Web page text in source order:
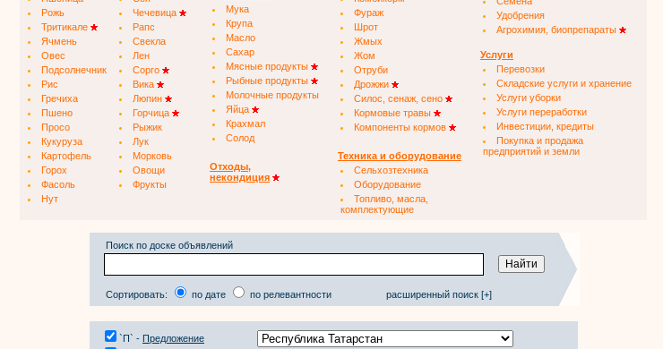
Рожь
Чечевица
Тритикале
Рапс
Ячмень
Свекла
Овес
Лен
Подсолнечник
Сорго
Рис
Вика
Гречиха
Люпин
Пшено
Горчица
Просо
Рыжик
Кукуруза
Лук
Картофель
Морковь
Горох
Овощи
Фасоль
Фрукты
Нут
Мука
Крупа
Масло
Сахар
Мясные продукты
Рыбные продукты
Молочные продукты
Яйца
Крахмал
Солод
Отходы,
некондиция
Фураж
Шрот
Жмых
Жом
Отруби
Дрожжи
Силос, сенаж, сено
Кормовые травы
Компоненты кормов
Техника и оборудование
Сельхозтехника
Оборудование
Топливо, масла,
комплектующие
Удобрения
Агрохимия, биопрепараты
Услуги
Перевозки
Складские услуги и хранение
Услуги уборки
Услуги переработки
Инвестиции, кредиты
Покупка и продажа
предприятий и земли
Поиск по доске объявлений
Сортировать: по дате по релевантности расширенный поиск [+]
`П` - Предложение